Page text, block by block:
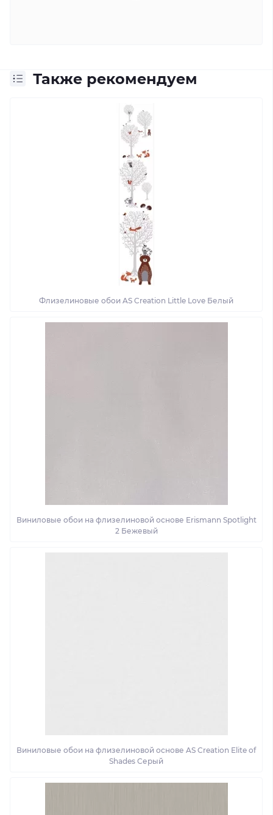
Также рекомендуем
Флизелиновые обои AS Creation Little Love Белый
Виниловые обои на флизелиновой основе Erismann Spotlight
2 Бежевый
Виниловые обои на флизелиновой основе AS Creation Elite of
Shades Серый